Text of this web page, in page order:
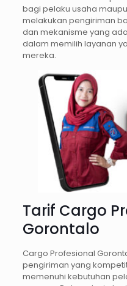
bagi pelaku usaha
melakukan pengiriman
dan mekanisme yang
dalam memilih layanan
mereka.
Tarif Cargo
Gorontalo
Cargo Profesional
pengiriman yang
memenuhi kebutuhan